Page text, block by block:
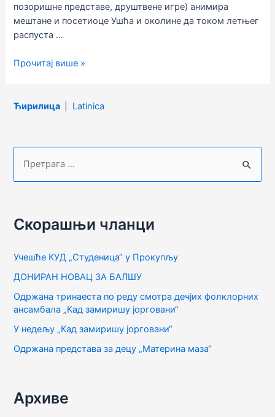
позоришне представе, друштвене игре) анимира
мештане и посетиоце Ушћа и околине да током летњег
распуста …
Ушћанско
Прочитај више »
Ћирилица Latinica
р
г
а
з
а
:
Скорашњи чланци
Учешће КУД „Студеница“ у Прокупљу
ДОНИРАН НОВАЦ ЗА БАЛШУ
Одржана тринаеста по реду смотра дечјих фолклорних
ансамбала „Кад замиришу јорговани“
У недељу „Кад замиришу јорговани“
Одржана представа за децу „Материна маза“
Архиве